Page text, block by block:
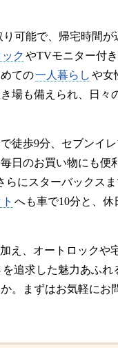
可能で、帰宅時間が
ク やTVモニター付
ての一人暮らし や女
場も備えられ、日々
徒歩9分、セブンイ
日のお買い物にも便
にスターバックス
へも車で10分と、休
え、オートロックや
追求した魅力あふれ
。まずはお気軽にお